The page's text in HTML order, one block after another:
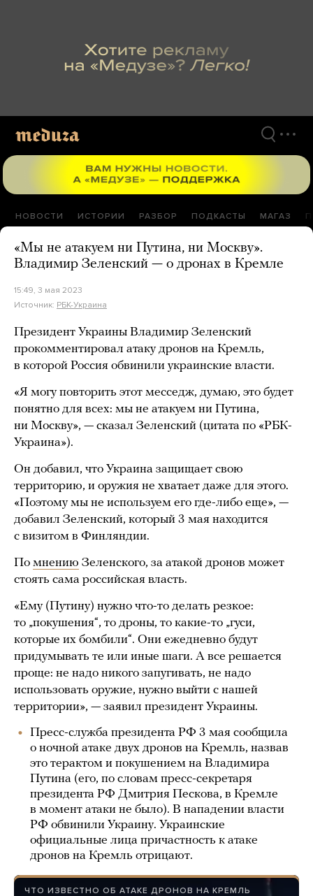
НОВОСТИ ИСТОРИИ РАЗБОР ПОДКАСТЫ МАГАЗ
«Мы не атакуем ни Путина, ни Москву».
Владимир Зеленский — о дронах в Кремле
15:49, 3 мая 2023
Источник: РБК-Украина
Президент Украины Владимир Зеленский
прокомментировал атаку дронов на Кремль,
в которой Россия обвинили украинские власти.
«Я могу повторить этот месседж, думаю, это будет
понятно для всех: мы не атакуем ни Путина,
ни Москву», — сказал Зеленский (цитата по «РБК-
Украина»).
Он добавил, что Украина защищает свою
территорию, и оружия не хватает даже для этого.
«Поэтому мы не используем его где-либо еще», —
добавил Зеленский, который 3 мая находится
с визитом в Финляндии.
По мнению Зеленского, за атакой дронов может
стоять сама российская власть.
«Ему (Путину) нужно что-то делать резкое:
то „покушения“, то дроны, то какие-то „гуси,
которые их бомбили“. Они ежедневно будут
придумывать те или иные шаги. А все решается
проще: не надо никого запугивать, не надо
использовать оружие, нужно выйти с нашей
территории», — заявил президент Украины.
Пресс-служба президента РФ 3 мая сообщила
о ночной атаке двух дронов на Кремль, назвав
это терактом и покушением на Владимира
Путина (его, по словам пресс-секретаря
президента РФ Дмитрия Пескова, в Кремле
в момент атаки не было). В нападении власти
РФ обвинили Украину. Украинские
официальные лица причастность к атаке
дронов на Кремль отрицают.
ЧТО ИЗВЕСТНО ОБ АТАКЕ ДРОНОВ НА КРЕМЛЬ